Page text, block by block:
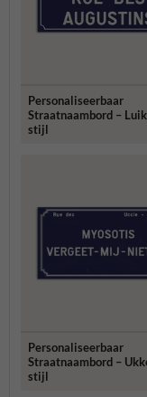
Personaliseerbaar
Straatnaambord –
stijl
Personaliseerbaar
Straatnaambord –
stijl